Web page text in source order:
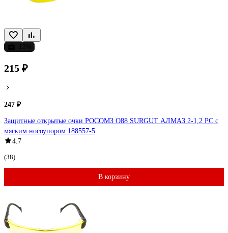
215 ₽
247 ₽
Защитные открытые очки РОСОМЗ О88 SURGUT АЛМАЗ 2-1,2 PC с
мягким носоупором 188557-5
4.7
(38)
В корзину